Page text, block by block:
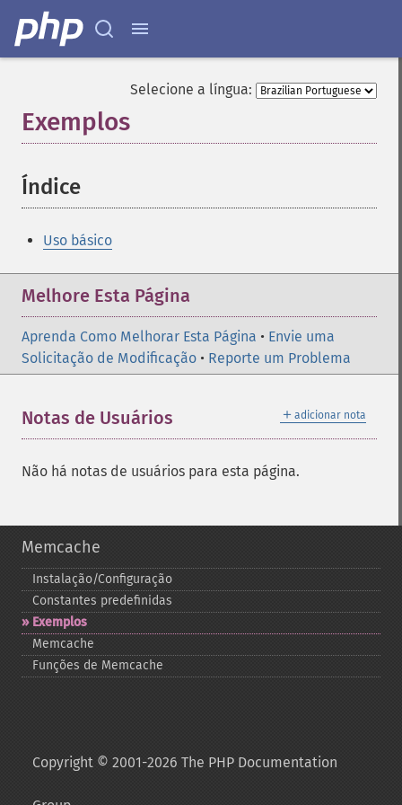
Selecione a língua:
Exemplos
Índice
Uso básico
Melhore Esta Página
Aprenda Como Melhorar Esta Página • Envie uma
Solicitação de Modificação • Reporte um Problema
＋ adicionar nota
Notas de Usuários
Não há notas de usuários para esta página.
Memcache
Instalação/Configuração
Constantes predefinidas
Exemplos
Memcache
Funções de Memcache
Copyright © 2001-2026 The PHP Documentation